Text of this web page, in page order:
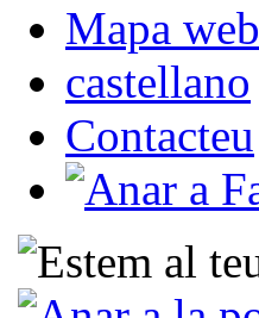
Mapa web
castellano
Contacteu